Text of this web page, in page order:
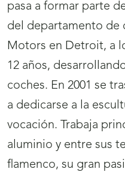
pasa a formar parte
del departamento de
Motors en Detroit, a
12 años,
coches. En 2001 se
a dedicarse a la
vocación. Trabaja
aluminio y entre sus
flamenco, su gran